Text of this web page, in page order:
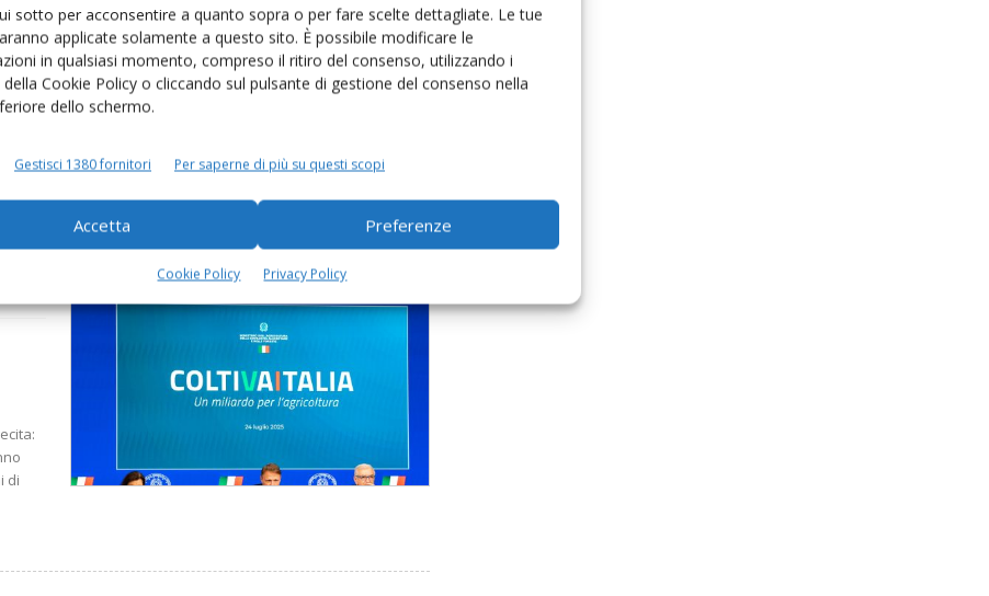
sotto per acconsentire a quanto sopra o per fare scelte dettagliate. Le tue
applicate solamente a questo sito. È possibile modificare le
in qualsiasi momento, compreso il ritiro del consenso, utilizzando i
Cookie Policy o cliccando sul pulsante di gestione del consenso nella
dello schermo.
Gestisci 1380 fornitori Per saperne di più su questi scopi
Accetta Preferenze
Cookie Policy Privacy Policy
di